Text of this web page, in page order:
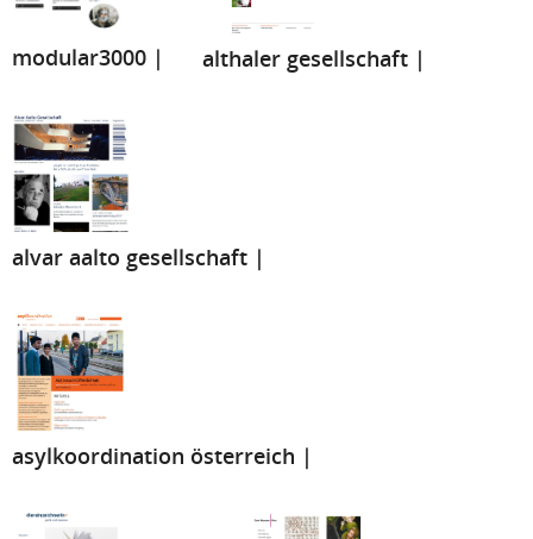
modular3000 | althaler gesellschaft |
alvar aalto gesellschaft |
asylkoordination österreich |